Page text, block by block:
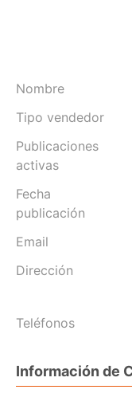
Nombre
Tipo vendedor
Publicaciones
activas
Fecha
publicación
Email
Dirección
Teléfonos
Información de